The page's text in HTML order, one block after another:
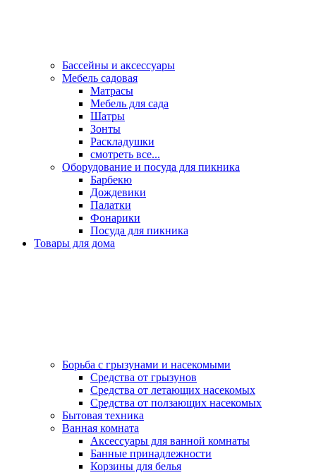
Бассейны и аксессуары
Мебель садовая
Матрасы
Мебель для сада
Шатры
Зонты
Раскладушки
смотреть все...
Оборудование и посуда для пикника
Барбекю
Дождевики
Палатки
Фонарики
Посуда для пикника
Товары для дома
Борьба с грызунами и насекомыми
Средства от грызунов
Средства от летающих насекомых
Средства от ползающих насекомых
Бытовая техника
Ванная комната
Аксессуары для ванной комнаты
Банные принадлежности
Корзины для белья